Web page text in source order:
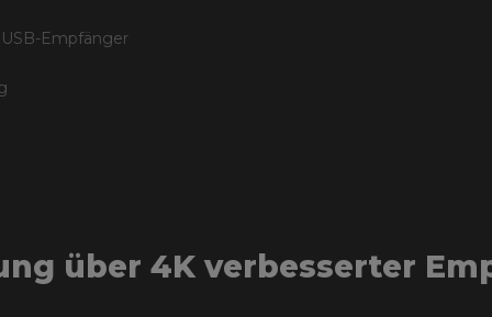
Empfänger
über 4K verbesserter